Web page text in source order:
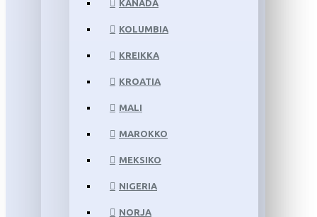
KANADA
KOLUMBIA
KREIKKA
KROATIA
MALI
MAROKKO
MEKSIKO
NIGERIA
NORJA